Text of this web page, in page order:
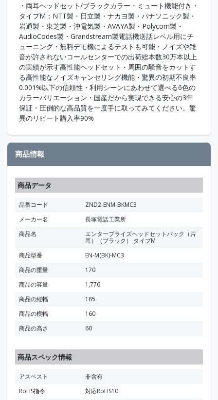
・両耳ヘッドセット/ブラックカラー・ミュート機能付き・
タイプM：NTT製・日立製・ナカヨ製・パナソニック製・
岩通製・東芝製・沖電気製・AVAYA製・Polycom製・
AudioCodes製・Grandstream製電話機送話レベル用にチ
ューニング・無料デモ機によるテストも可能・ノイズや雑
音が許されないコールセンターでの出荷総本数30万本以上
の実績が示す高性能ヘッドセット・周囲の騒音をカットす
る高性能なノイズキャンセリング機能・驚異の初期不良率
0.001%以下の信頼性・利用シーンにあわせて選べる6色の
カラーバリエーション・国産だから実現できる安心の3年
保証・圧倒的な高品質を一度手に取ってみてください。驚
異のリピート購入率90%
商品情報
商品データ
品番コード
ZND2-ENM-BKMC3
メーカー名
長塚電話工業所
商品名
エンタープライズヘッドセットパック（片
耳）（ブラック） タイプM
商品型番
EN-M(BK)-MC3
商品の重量
170
商品の容量
1,776
商品の縦幅
185
商品の横幅
160
商品の高さ
60
商品スペック情報
アスベスト
非含有
RoHS指令
対応RoHS10